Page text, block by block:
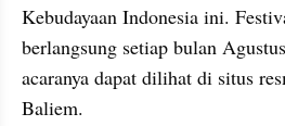
Kebudayaan Indonesia ini.
berlangsung setiap bulan
acaranya dapat dilihat di situs
Baliem.